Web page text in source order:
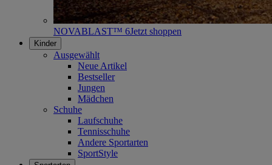
NOVABLAST™ 6Jetzt shoppen
Kinder
Ausgewählt
Neue Artikel
Bestseller
Jungen
Mädchen
Schuhe
Laufschuhe
Tennisschuhe
Andere Sportarten
SportStyle